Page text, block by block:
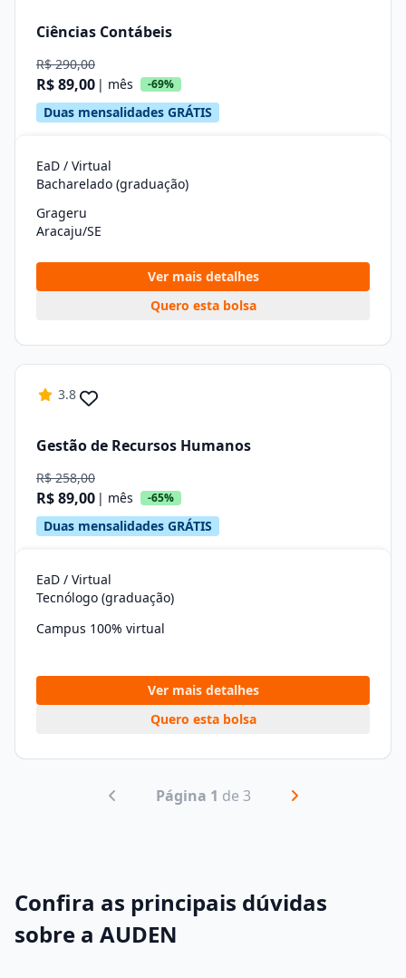
Ciências Contábeis
R$ 290,00
R$ 89,00 | mês -69%
Duas mensalidades GRÁTIS
EaD / Virtual
Bacharelado (graduação)
Grageru
Aracaju/SE
Ver mais detalhes
Quero esta bolsa
3.8
Gestão de Recursos Humanos
R$ 258,00
R$ 89,00 | mês -65%
Duas mensalidades GRÁTIS
EaD / Virtual
Tecnólogo (graduação)
Campus 100% virtual
Ver mais detalhes
Quero esta bolsa
Página 1 de 3
Confira as principais dúvidas
sobre a AUDEN